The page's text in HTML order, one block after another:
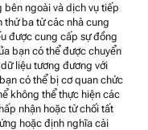
bên ngoài và dịch vụ tiếp
thứ ba từ các nhà cung
được cung cấp sự đồng
bạn có thể được chuyển
liệu tương đương với
có thể bị cơ quan chức
không thể thực hiện các
nhận hoặc từ chối tất
hoặc định nghĩa cài